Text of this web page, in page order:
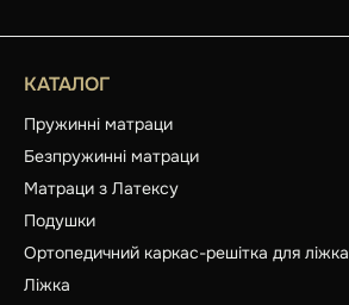
КАТАЛОГ
Пружинні матраци
Безпружинні матраци
Матраци з Латексу
Подушки
Ортопедичний каркас-решітка для ліжка
Ліжка